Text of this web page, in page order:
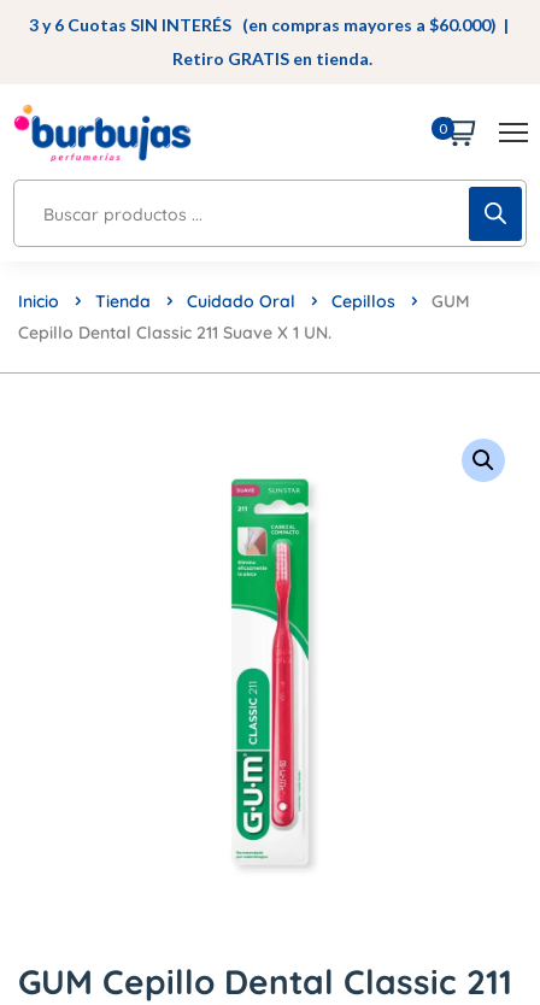
3 y 6 Cuotas SIN INTERÉS (en compras mayores a $60.000) |
Retiro GRATIS en tienda.
0
Inicio Tienda Cuidado Oral Cepillos
GUM
Cepillo Dental Classic 211 Suave X 1 UN.
GUM Cepillo Dental Classic 211